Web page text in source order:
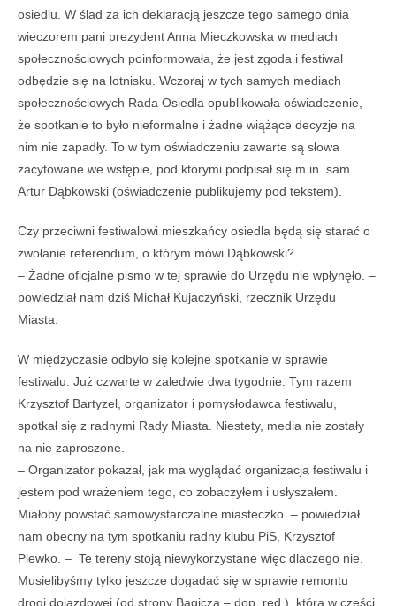
osiedlu. W ślad za ich deklaracją jeszcze tego samego dnia
wieczorem pani prezydent Anna Mieczkowska w mediach
społecznościowych poinformowała, że jest zgoda i festiwal
odbędzie się na lotnisku. Wczoraj w tych samych mediach
społecznościowych Rada Osiedla opublikowała oświadczenie,
że spotkanie to było nieformalne i żadne wiążące decyzje na
nim nie zapadły. To w tym oświadczeniu zawarte są słowa
zacytowane we wstępie, pod którymi podpisał się m.in. sam
Artur Dąbkowski (oświadczenie publikujemy pod tekstem).
Czy przeciwni festiwalowi mieszkańcy osiedla będą się starać o
zwołanie referendum, o którym mówi Dąbkowski?
– Żadne oficjalne pismo w tej sprawie do Urzędu nie wpłynęło. –
powiedział nam dziś Michał Kujaczyński, rzecznik Urzędu
Miasta.
W międzyczasie odbyło się kolejne spotkanie w sprawie
festiwalu. Już czwarte w zaledwie dwa tygodnie. Tym razem
Krzysztof Bartyzel, organizator i pomysłodawca festiwalu,
spotkał się z radnymi Rady Miasta. Niestety, media nie zostały
na nie zaproszone.
– Organizator pokazał, jak ma wyglądać organizacja festiwalu i
jestem pod wrażeniem tego, co zobaczyłem i usłyszałem.
Miałoby powstać samowystarczalne miasteczko. – powiedział
nam obecny na tym spotkaniu radny klubu PiS, Krzysztof
Plewko. – Te tereny stoją niewykorzystane więc dlaczego nie.
Musielibyśmy tylko jeszcze dogadać się w sprawie remontu
drogi dojazdowej (od strony Bagicza – dop. red.), która w części